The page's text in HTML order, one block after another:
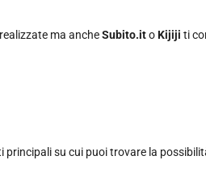
ma ancheSubito.itoKijiji ti
principali su cui puoi trovare la